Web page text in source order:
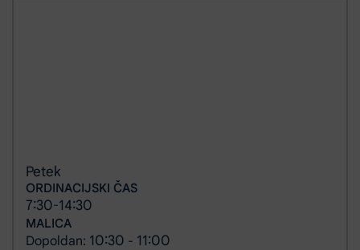
Petek
ORDINACIJSKI ČAS
7:30-14:30
MALICA
Dopoldan: 10:30 - 11:00